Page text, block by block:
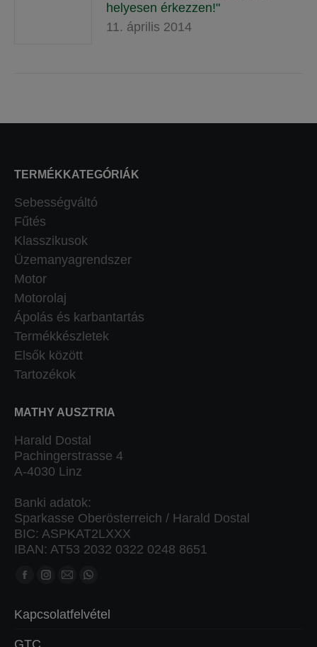
helyesen érkezzen!"
11. április 2014
TERMÉKKATEGÓRIÁK
Sebességváltó
Fűtés
Klasszikusok
Üzemanyagrendszer
Motor
Motorolaj
Ápolás és karbantartás
Termékkészletek
Elsők között
Tartozékok
MATHY AUSZTRIA
Harald Dostal
Pachingerstrasse 4
A-4030 Linz
Banki adatok:
Sparkasse Oberösterreich / Harald Dostal
BIC: ASPKAT2LXXX
IBAN: AT53 2032 0322 0248 8651
Keressen minket:
Facebook
új
ablakban
Instagram
új
Mail
új
Whatsapp
új
Kapcsolatfelvétel
GTC